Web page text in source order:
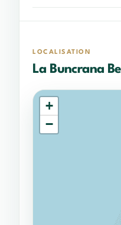
LOCALISATION
La Buncrana
+
−